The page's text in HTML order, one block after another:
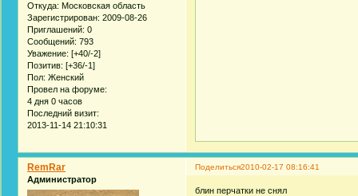
Откуда: Московская область
Зарегистрирован: 2009-08-26
Приглашений: 0
Сообщений: 793
Уважение: [+40/-2]
Позитив: [+36/-1]
Пол: Женский
Провел на форуме:
4 дня 0 часов
Последний визит:
2013-11-14 21:10:31
Поделиться2010-02-17 08:16:41
RemRar
Администратор
блин перчатки не снял